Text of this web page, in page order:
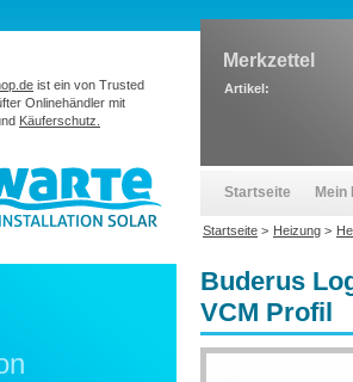
Buderus
VCM Profil
ist ein von Trusted
Onlinehändler mit
Käuferschutz.
Merkzettel
Artikel:
Startseite Mein
Startseite > Heizung >